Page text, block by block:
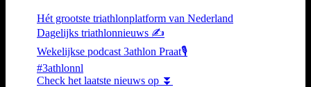
Hét grootste triathlonplatform van Nederland
Dagelijks triathlonnieuws ✍️
Wekelijkse podcast 3athlon Praat🎙️
#3athlonnl
Check het laatste nieuws op ⏬